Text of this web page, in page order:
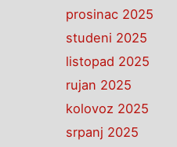
prosinac 2025
studeni 2025
listopad 2025
rujan 2025
kolovoz 2025
srpanj 2025